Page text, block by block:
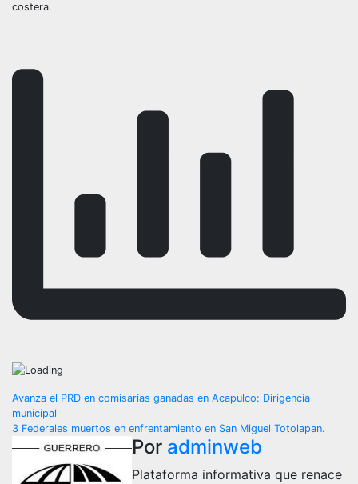
costera.
Navegación
de
entradas
Avanza el PRD en comisarías ganadas en Acapulco: Dirigencia
municipal
3 Federales muertos en enfrentamiento en San Miguel Totolapan.
Por adminweb
Plataforma informativa que renace